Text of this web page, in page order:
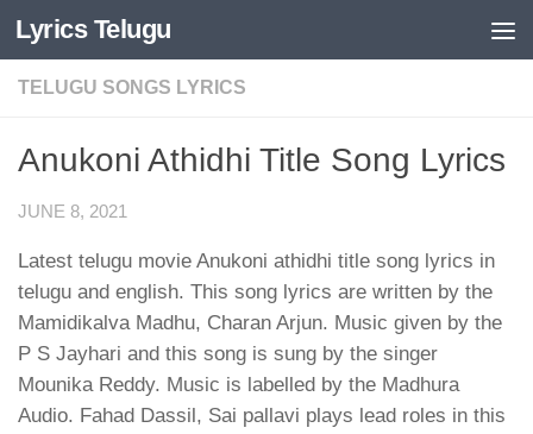
Skip to content
Lyrics Telugu
TELUGU SONGS LYRICS
Anukoni Athidhi Title Song Lyrics
JUNE 8, 2021
Latest telugu movie Anukoni athidhi title song lyrics in
telugu and english. This song lyrics are written by the
Mamidikalva Madhu, Charan Arjun. Music given by the
P S Jayhari and this song is sung by the singer
Mounika Reddy. Music is labelled by the Madhura
Audio. Fahad Dassil, Sai pallavi plays lead roles in this